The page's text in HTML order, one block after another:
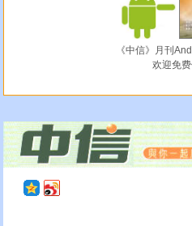
《中信》月刊
欢迎免